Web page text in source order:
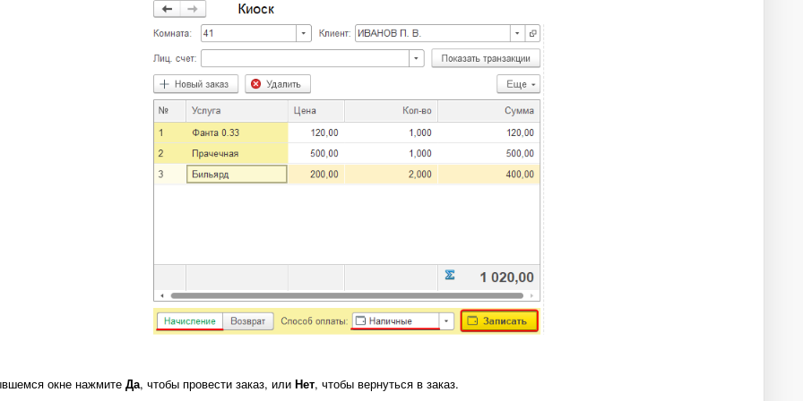
окне нажмите Да, чтобы провести заказ, или Нет, чтобы вернуться в заказ.